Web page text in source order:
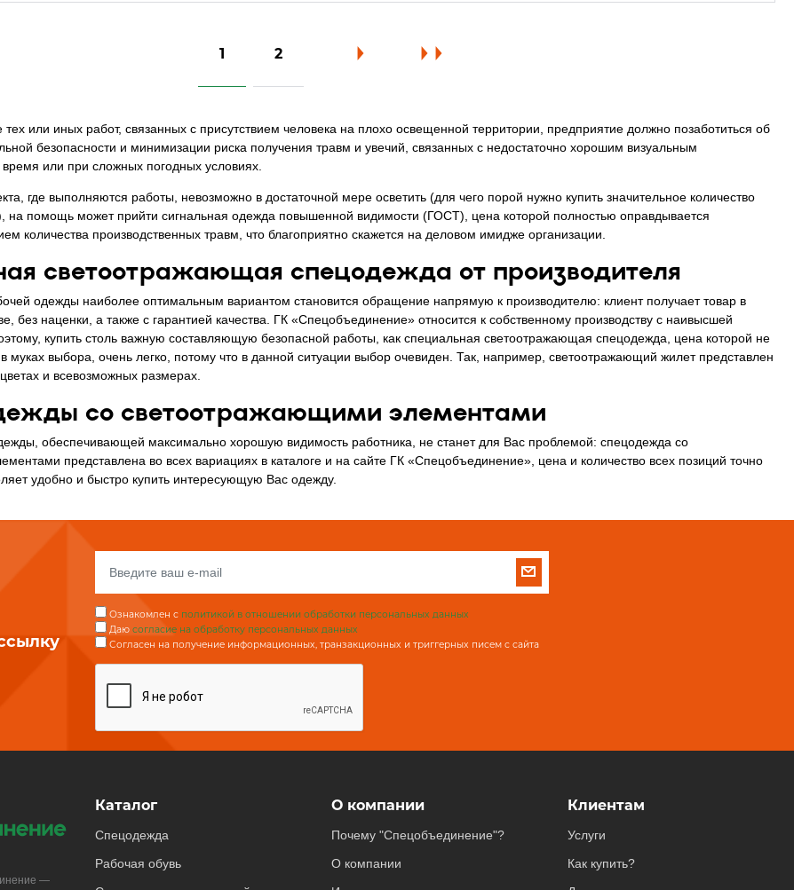
1 2
или иных работ, связанных с присутствием человека на плохо освещенной территории, предприятие должно позаботиться об
безопасности и минимизации риска получения травм и увечий, связанных с недостаточно хорошим визуальным
или при сложных погодных условиях.
где выполняются работы, невозможно в достаточной мере осветить (для чего порой нужно купить значительное количество
на помощь может прийти сигнальная одежда повышенной видимости (ГОСТ), цена которой полностью оправдывается
количества производственных травм, что благоприятно скажется на деловом имидже организации.
светоотражающая спецодежда от производителя
одежды наиболее оптимальным вариантом становится обращение напрямую к производителю: клиент получает товар в
без наценки, а также с гарантией качества. ГК «Спецобъединение» относится к собственному производству с наивысшей
купить столь важную составляющую безопасной работы, как специальная светоотражающая спецодежда, цена которой не
в муках выбора, очень легко, потому что в данной ситуации выбор очевиден. Так, например, светоотражающий жилет представлен
и всевозможных размерах.
со светоотражающими элементами
обеспечивающей максимально хорошую видимость работника, не станет для Вас проблемой: спецодежда со
представлена во всех вариациях в каталоге и на сайте ГК «Спецобъединение», цена и количество всех позиций точно
удобно и быстро купить интересующую Вас одежду.
Ознакомлен с политикой в отношении обработки персональных данных
Даю согласие на обработку персональных данных
Согласен на получение информационных, транзакционных и триггерных писем с сайта
Каталог
Спецодежда
Рабочая обувь
О компании
Почему "Спецобъединение"?
О компании
Клиентам
Услуги
Как купить?
—